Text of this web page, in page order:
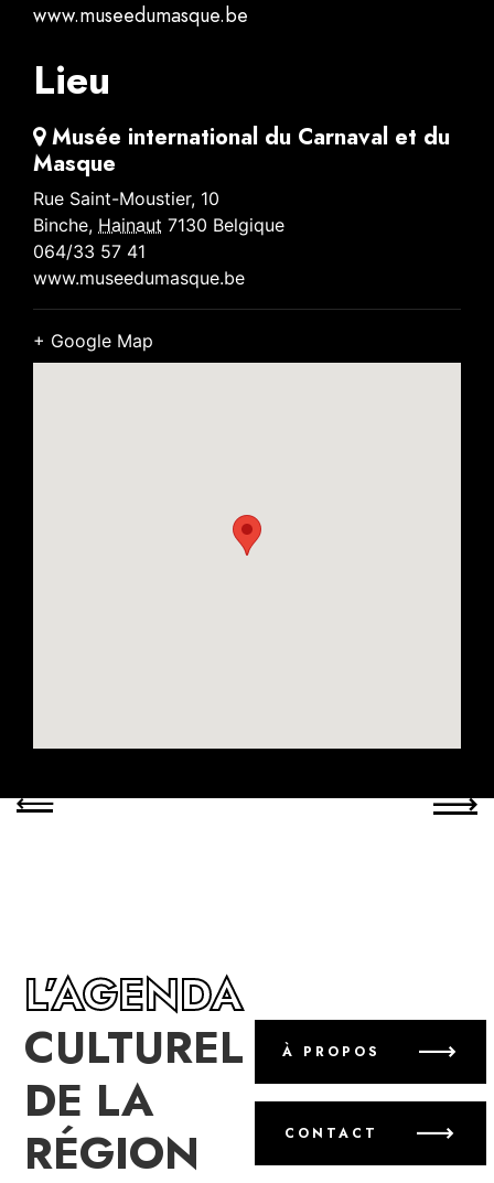
www.museedumasque.be
Lieu
Musée international du Carnaval et du
Masque
Rue Saint-Moustier, 10
Binche, Hainaut 7130 Belgique
064/33 57 41
www.museedumasque.be
+ Google Map
L’AGENDA
CULTUREL
DE LA
RÉGION
À PROPOS
CONTACT